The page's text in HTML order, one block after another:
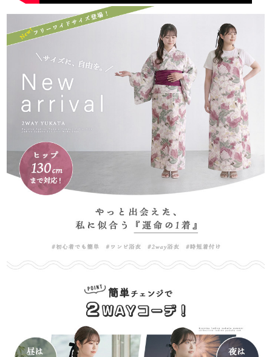
注意事項：[取り扱いについて]
商品付属のタグに沿ってお取り扱い下さい。
[梱包・包装について]
ゴミ削減とお客様に少しでも安くご提供出来るようにコストダウ
ンに努めています。
過剰梱包をしないエコ出荷にて商品を出荷しています。
なお、包装等での理由による返品、交換は固くお断りいたしてお
ります。
ご了承ください。
[返品・キャンセルについて]
初期不良のみ返品交換を承っております。(当店送料負担)
詳しくはこちらをご確認ください。